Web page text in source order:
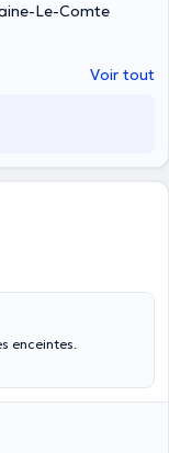
Le-Comte
Voir tout
enceintes.